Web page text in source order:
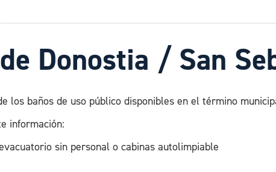
Donostia / San
los baños de uso público disponibles en el término
información:
sin personal o cabinas autolimpiable